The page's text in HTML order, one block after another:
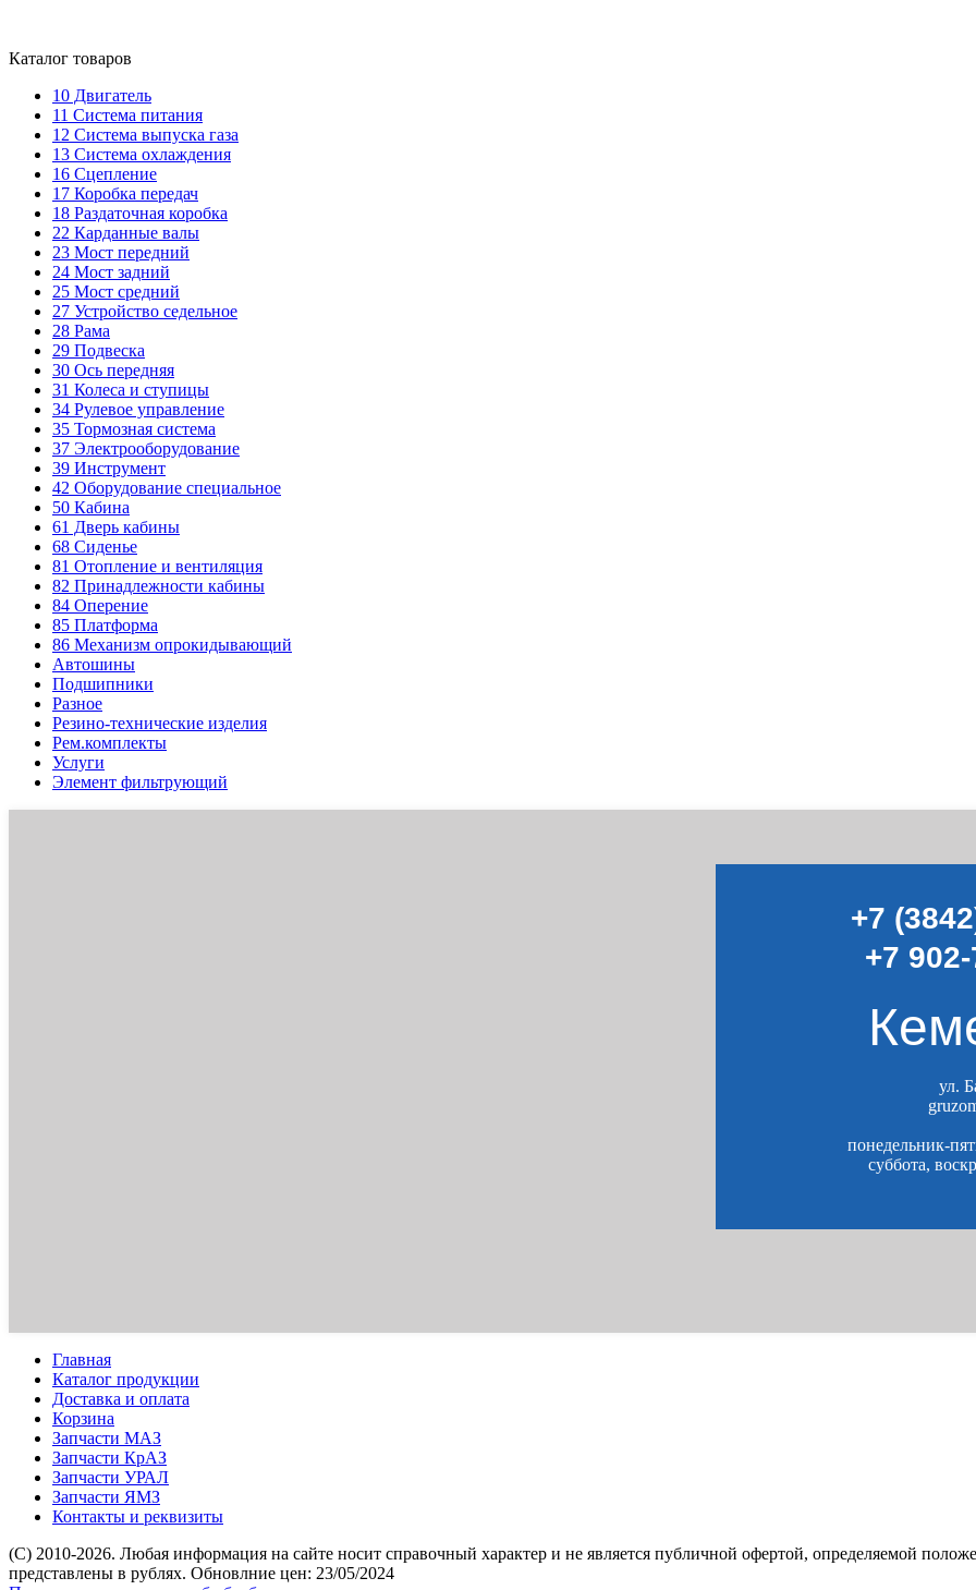
Каталог товаров
10 Двигатель
11 Система питания
12 Система выпуска газа
13 Система охлаждения
16 Сцепление
17 Коробка передач
18 Раздаточная коробка
22 Карданные валы
23 Мост передний
24 Мост задний
25 Мост средний
27 Устройство седельное
28 Рама
29 Подвеска
30 Ось передняя
31 Колеса и ступицы
34 Рулевое управление
35 Тормозная система
37 Электрооборудование
39 Инструмент
42 Оборудование специальное
50 Кабина
61 Дверь кабины
68 Сиденье
81 Отопление и вентиляция
82 Принадлежности кабины
84 Оперение
85 Платформа
86 Механизм опрокидывающий
Автошины
Подшипники
Разное
Резино-технические изделия
Рем.комплекты
Услуги
Элемент фильтрующий
+7
+7
ул.
понедельник-
суббота,
Главная
Каталог продукции
Доставка и оплата
Корзина
Запчасти МАЗ
Запчасти КрАЗ
Запчасти УРАЛ
Запчасти ЯМЗ
Контакты и реквизиты
(C) 2010-2026. Любая информация на сайте носит справочный характер и не является публичной офертой, определяемой
представлены в рублях. Обновлние цен: 23/05/2024